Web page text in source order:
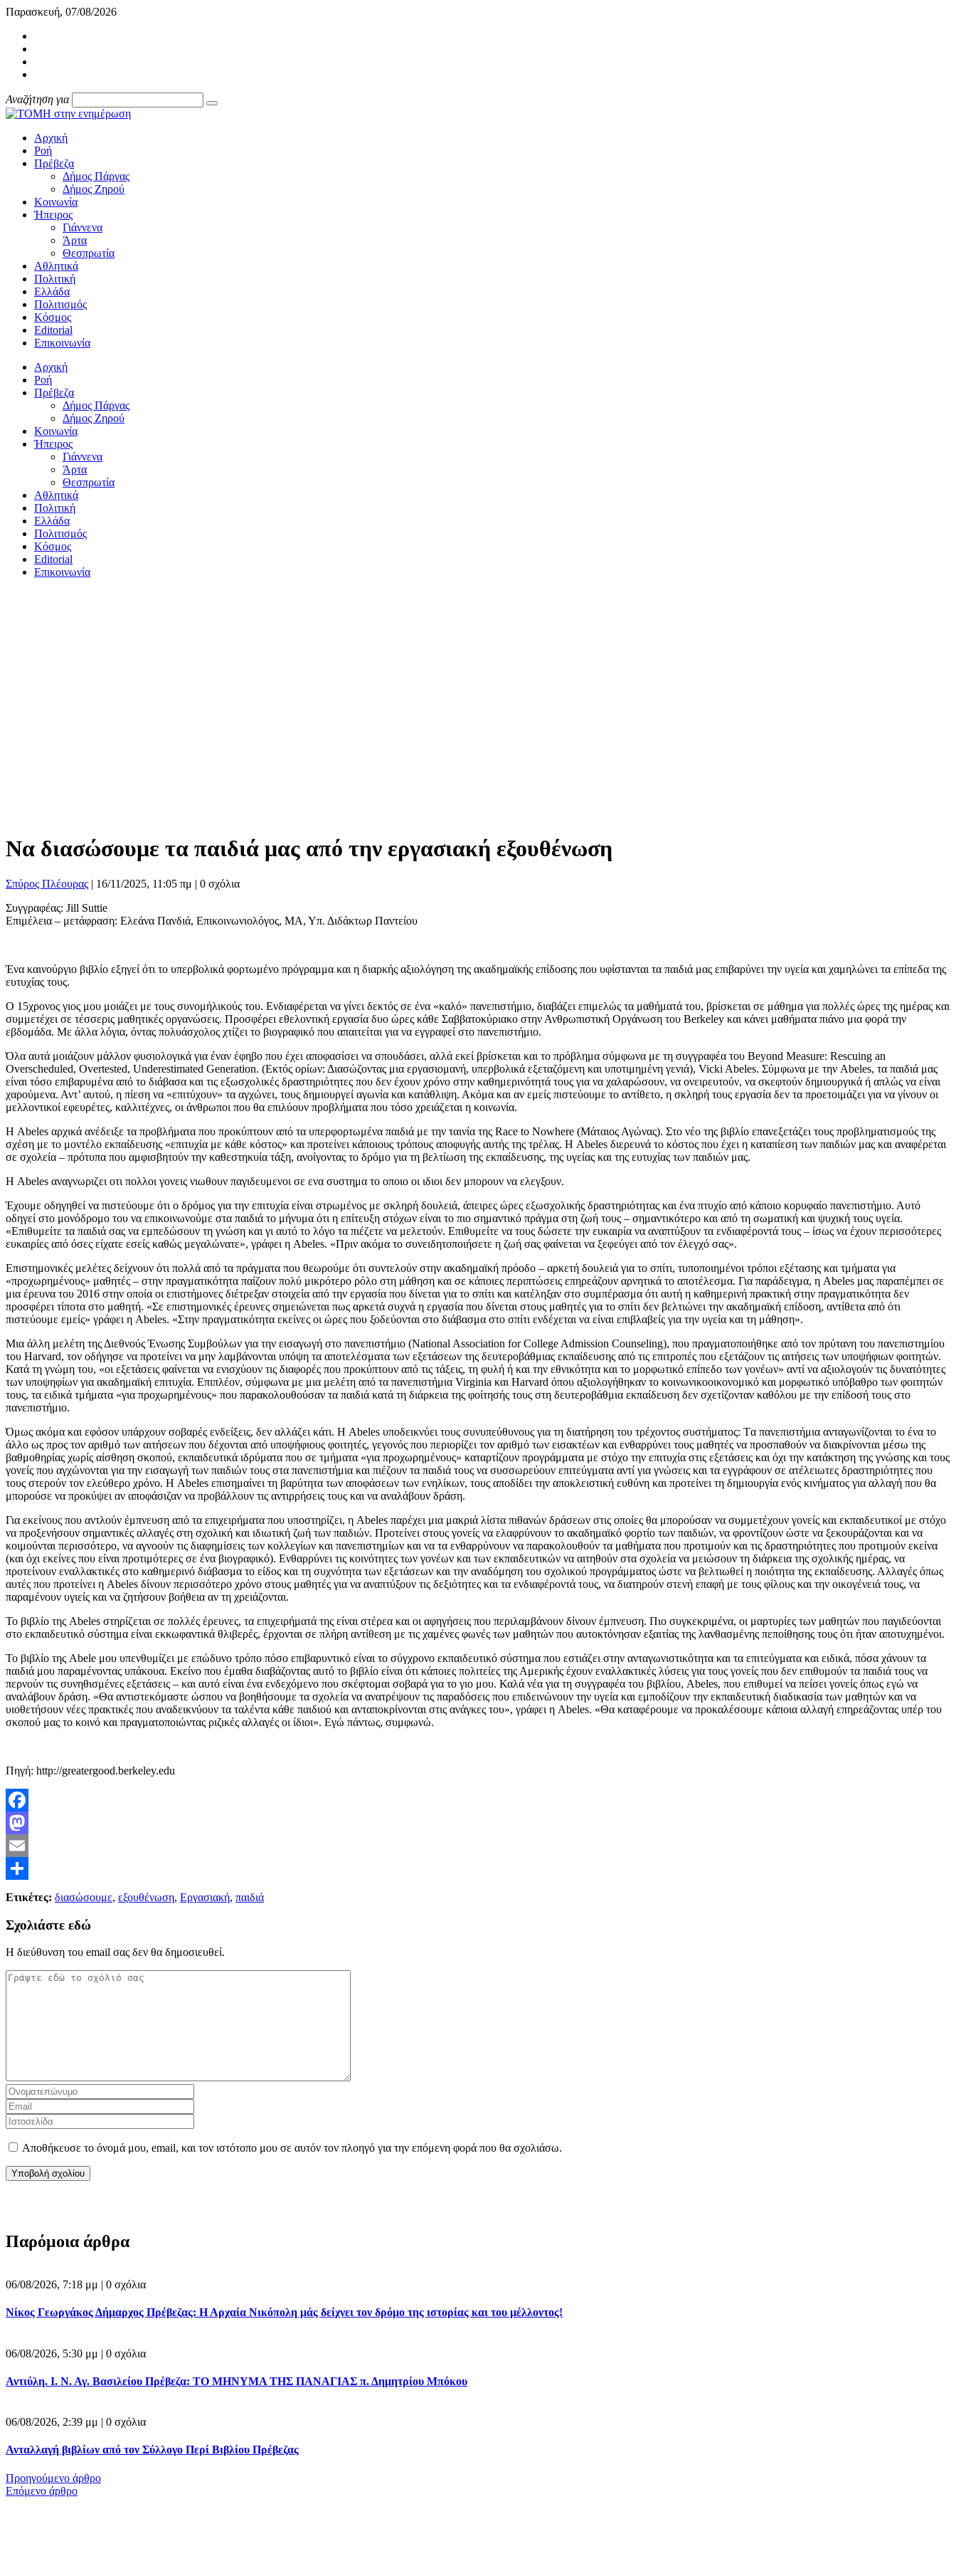
Παρασκευή, 07/08/2026
Αναζήτηση για
Αρχική
Ροή
Πρέβεζα
Δήμος Πάργας
Δήμος Ζηρού
Κοινωνία
Ήπειρος
Γιάννενα
Άρτα
Θεσπρωτία
Αθλητικά
Πολιτική
Ελλάδα
Πολιτισμός
Κόσμος
Editorial
Επικοινωνία
Αρχική
Ροή
Πρέβεζα
Δήμος Πάργας
Δήμος Ζηρού
Κοινωνία
Ήπειρος
Γιάννενα
Άρτα
Θεσπρωτία
Αθλητικά
Πολιτική
Ελλάδα
Πολιτισμός
Κόσμος
Editorial
Επικοινωνία
Να διασώσουμε τα παιδιά μας από την εργασιακή εξουθένωση
Σπύρος Πλέουρας | 16/11/2025, 11:05 πμ | 0 σχόλια
Συγγραφέας: Jill Suttie
Επιμέλεια – μετάφραση: Ελεάνα Πανδιά, Επικοινωνιολόγος, ΜΑ, Υπ. Διδάκτωρ Παντείου
Ένα καινούργιο βιβλίο εξηγεί ότι το υπερβολικά φορτωμένο πρόγραμμα και η διαρκής αξιολόγηση της ακαδημαϊκής επίδοσης που υφίστανται τα παιδιά μας επιβαρύνει την υγεία και χαμηλώνει τα επίπεδα της
ευτυχίας τους.
Ο 15χρονος γιος μου μοιάζει με τους συνομήλικούς του. Ενδιαφέρεται να γίνει δεκτός σε ένα «καλό» πανεπιστήμιο, διαβάζει επιμελώς τα μαθήματά του, βρίσκεται σε μάθημα για πολλές ώρες της ημέρας και
συμμετέχει σε τέσσερις μαθητικές οργανώσεις. Προσφέρει εθελοντική εργασία δυο ώρες κάθε Σαββατοκύριακο στην Ανθρωπιστική Οργάνωση του Berkeley και κάνει μαθήματα πιάνο μια φορά την
εβδομάδα. Με άλλα λόγια, όντας πολυάσχολος χτίζει το βιογραφικό που απαιτείται για να εγγραφεί στο πανεπιστήμιο.
Όλα αυτά μοιάζουν μάλλον φυσιολογικά για έναν έφηβο που έχει αποφασίσει να σπουδάσει, αλλά εκεί βρίσκεται και το πρόβλημα σύμφωνα με τη συγγραφέα του Beyond Measure: Rescuing an
Overscheduled, Overtested, Underestimated Generation. (Εκτός ορίων: Διασώζοντας μια εργασιομανή, υπερβολικά εξεταζόμενη και υποτιμημένη γενιά), Vicki Abeles. Σύμφωνα με την Abeles, τα παιδιά μας
είναι τόσο επιβαρυμένα από το διάβασα και τις εξωσχολικές δραστηριότητες που δεν έχουν χρόνο στην καθημερινότητά τους για να χαλαρώσουν, να ονειρευτούν, να σκεφτούν δημιουργικά ή απλώς να είναι
χαρούμενα. Αντ’ αυτού, η πίεση να «επιτύχουν» τα αγχώνει, τους δημιουργεί αγωνία και κατάθλιψη. Ακόμα και αν εμείς πιστεύουμε το αντίθετο, η σκληρή τους εργασία δεν τα προετοιμάζει για να γίνουν οι
μελλοντικοί εφευρέτες, καλλιτέχνες, οι άνθρωποι που θα επιλύουν προβλήματα που τόσο χρειάζεται η κοινωνία.
Η Abeles αρχικά ανέδειξε τα προβλήματα που προκύπτουν από τα υπερφορτωμένα παιδιά με την ταινία της Race to Nowhere (Μάταιος Αγώνας). Στο νέο της βιβλίο επανεξετάζει τους προβληματισμούς της
σχέση με το μοντέλο εκπαίδευσης «επιτυχία με κάθε κόστος» και προτείνει κάποιους τρόπους αποφυγής αυτής της τρέλας. Η Abeles διερευνά το κόστος που έχει η καταπίεση των παιδιών μας και αναφέρεται
σε σχολεία – πρότυπα που αμφισβητούν την καθεστηκυία τάξη, ανοίγοντας το δρόμο για τη βελτίωση της εκπαίδευσης, της υγείας και της ευτυχίας των παιδιών μας.
Η Abeles αναγνωριζει οτι πολλοι γονεις νιωθουν παγιδευμενοι σε ενα συστημα το οποιο οι ιδιοι δεν μπορουν να ελεγξουν.
Έχουμε οδηγηθεί να πιστεύουμε ότι ο δρόμος για την επιτυχία είναι στρωμένος με σκληρή δουλειά, άπειρες ώρες εξωσχολικής δραστηριότητας και ένα πτυχίο από κάποιο κορυφαίο πανεπιστήμιο. Αυτό
οδηγεί στο μονόδρομο του να επικοινωνούμε στα παιδιά το μήνυμα ότι η επίτευξη στόχων είναι το πιο σημαντικό πράγμα στη ζωή τους – σημαντικότερο και από τη σωματική και ψυχική τους υγεία.
«Επιθυμείτε τα παιδιά σας να εμπεδώσουν τη γνώση και γι αυτό το λόγο τα πιέζετε να μελετούν. Επιθυμείτε να τους δώσετε την ευκαιρία να αναπτύξουν τα ενδιαφέροντά τους – ίσως να έχουν περισσότερες
ευκαιρίες από όσες είχατε εσείς καθώς μεγαλώνατε», γράφει η Abeles. «Πριν ακόμα το συνειδητοποιήσετε η ζωή σας φαίνεται να ξεφεύγει από τον έλεγχό σας».
Επιστημονικές μελέτες δείχνουν ότι πολλά από τα πράγματα που θεωρούμε ότι συντελούν στην ακαδημαϊκή πρόοδο – αρκετή δουλειά για το σπίτι, τυποποιημένοι τρόποι εξέτασης και τμήματα για
«προχωρημένους» μαθητές – στην πραγματικότητα παίζουν πολύ μικρότερο ρόλο στη μάθηση και σε κάποιες περιπτώσεις επηρεάζουν αρνητικά το αποτέλεσμα. Για παράδειγμα, η Abeles μας παραπέμπει σε
μια έρευνα του 2016 στην οποία οι επιστήμονες διέτρεξαν στοιχεία από την εργασία που δίνεται για το σπίτι και κατέληξαν στο συμπέρασμα ότι αυτή η καθημερινή πρακτική στην πραγματικότητα δεν
προσφέρει τίποτα στο μαθητή. «Σε επιστημονικές έρευνες σημειώνεται πως αρκετά συχνά η εργασία που δίνεται στους μαθητές για το σπίτι δεν βελτιώνει την ακαδημαϊκή επίδοση, αντίθετα από ότι
πιστεύουμε εμείς» γράφει η Abeles. «Στην πραγματικότητα εκείνες οι ώρες που ξοδεύονται στο διάβασμα στο σπίτι ενδέχεται να είναι επιβλαβείς για την υγεία και τη μάθηση».
Μια άλλη μελέτη της Διεθνούς Ένωσης Συμβούλων για την εισαγωγή στο πανεπιστήμιο (National Association for College Admission Counseling), που πραγματοποιήθηκε από τον πρύτανη του πανεπιστημίου
του Harvard, τον οδήγησε να προτείνει να μην λαμβάνονται υπόψη τα αποτελέσματα των εξετάσεων της δευτεροβάθμιας εκπαίδευσης από τις επιτροπές που εξετάζουν τις αιτήσεις των υποψήφιων φοιτητών.
Κατά τη γνώμη του, «οι εξετάσεις φαίνεται να ενισχύουν τις διαφορές που προκύπτουν από τις τάξεις, τη φυλή ή και την εθνικότητα και το μορφωτικό επίπεδο των γονέων» αντί να αξιολογούν τις δυνατότητες
των υποψηφίων για ακαδημαϊκή επιτυχία. Επιπλέον, σύμφωνα με μια μελέτη από τα πανεπιστήμια Virginia και Harvard όπου αξιολογήθηκαν το κοινωνικοοικονομικό και μορφωτικό υπόβαθρο των φοιτητών
τους, τα ειδικά τμήματα «για προχωρημένους» που παρακολουθούσαν τα παιδιά κατά τη διάρκεια της φοίτησής τους στη δευτεροβάθμια εκπαίδευση δεν σχετίζονταν καθόλου με την επίδοσή τους στο
πανεπιστήμιο.
Όμως ακόμα και εφόσον υπάρχουν σοβαρές ενδείξεις, δεν αλλάζει κάτι. Η Abeles υποδεικνύει τους συνυπεύθυνους για τη διατήρηση του τρέχοντος συστήματος: Tα πανεπιστήμια ανταγωνίζονται το ένα το
άλλο ως προς τον αριθμό των αιτήσεων που δέχονται από υποψήφιους φοιτητές, γεγονός που περιορίζει τον αριθμό των εισακτέων και ενθαρρύνει τους μαθητές να προσπαθούν να διακρίνονται μέσω της
βαθμοθηρίας χωρίς αίσθηση σκοπού, εκπαιδευτικά ιδρύματα που σε τμήματα «για προχωρημένους» καταρτίζουν προγράμματα με στόχο την επιτυχία στις εξετάσεις και όχι την κατάκτηση της γνώσης και τους
γονείς που αγχώνονται για την εισαγωγή των παιδιών τους στα πανεπιστήμια και πιέζουν τα παιδιά τους να συσσωρεύουν επιτεύγματα αντί για γνώσεις και τα εγγράφουν σε ατέλειωτες δραστηριότητες που
τους στερούν τον ελεύθερο χρόνο. Η Abeles επισημαίνει τη βαρύτητα των αποφάσεων των ενηλίκων, τους αποδίδει την αποκλειστική ευθύνη και προτείνει τη δημιουργία ενός κινήματος για αλλαγή που θα
μπορούσε να προκύψει αν αποφάσιζαν να προβάλλουν τις αντιρρήσεις τους και να αναλάβουν δράση.
Για εκείνους που αντλούν έμπνευση από τα επιχειρήματα που υποστηρίζει, η Abeles παρέχει μια μακριά λίστα πιθανών δράσεων στις οποίες θα μπορούσαν να συμμετέχουν γονείς και εκπαιδευτικοί με στόχο
να προξενήσουν σημαντικές αλλαγές στη σχολική και ιδιωτική ζωή των παιδιών. Προτείνει στους γονείς να ελαφρύνουν το ακαδημαϊκό φορτίο των παιδιών, να φροντίζουν ώστε να ξεκουράζονται και να
κοιμούνται περισσότερο, να αγνοούν τις διαφημίσεις των κολλεγίων και πανεπιστημίων και να τα ενθαρρύνουν να παρακολουθούν τα μαθήματα που προτιμούν και τις δραστηριότητες που προτιμούν εκείνα
(και όχι εκείνες που είναι προτιμότερες σε ένα βιογραφικό). Ενθαρρύνει τις κοινότητες των γονέων και των εκπαιδευτικών να αιτηθούν στα σχολεία να μειώσουν τη διάρκεια της σχολικής ημέρας, να
προτείνουν εναλλακτικές στο καθημερινό διάβασμα το είδος και τη συχνότητα των εξετάσεων και την αναδόμηση του σχολικού προγράμματος ώστε να βελτιωθεί η ποιότητα της εκπαίδευσης. Αλλαγές όπως
αυτές που προτείνει η Abeles δίνουν περισσότερο χρόνο στους μαθητές για να αναπτύξουν τις δεξιότητες και τα ενδιαφέροντά τους, να διατηρούν στενή επαφή με τους φίλους και την οικογένειά τους, να
παραμένουν υγιείς και να ζητήσουν βοήθεια αν τη χρειάζονται.
Το βιβλίο της Abeles στηρίζεται σε πολλές έρευνες, τα επιχειρήματά της είναι στέρεα και οι αφηγήσεις που περιλαμβάνουν δίνουν έμπνευση. Πιο συγκεκριμένα, οι μαρτυρίες των μαθητών που παγιδεύονται
στο εκπαιδευτικό σύστημα είναι εκκωφαντικά θλιβερές, έρχονται σε πλήρη αντίθεση με τις χαμένες φωνές των μαθητών που αυτοκτόνησαν εξαιτίας της λανθασμένης πεποίθησης τους ότι ήταν αποτυχημένοι.
Το βιβλίο της Abele μου υπενθυμίζει με επώδυνο τρόπο πόσο επιβαρυντικό είναι το σύγχρονο εκπαιδευτικό σύστημα που εστιάζει στην ανταγωνιστικότητα και τα επιτεύγματα και ειδικά, πόσα χάνουν τα
παιδιά μου παραμένοντας υπάκουα. Εκείνο που έμαθα διαβάζοντας αυτό το βιβλίο είναι ότι κάποιες πολιτείες της Αμερικής έχουν εναλλακτικές λύσεις για τους γονείς που δεν επιθυμούν τα παιδιά τους να
περνούν τις συνηθισμένες εξετάσεις – και αυτό είναι ένα ενδεχόμενο που σκέφτομαι σοβαρά για το γιο μου. Καλά νέα για τη συγγραφέα του βιβλίου, Abeles, που επιθυμεί να πείσει γονείς όπως εγώ να
αναλάβουν δράση. «Θα αντιστεκόμαστε ώσπου να βοηθήσουμε τα σχολεία να ανατρέψουν τις παραδόσεις που επιδεινώνουν την υγεία και εμποδίζουν την εκπαιδευτική διαδικασία των μαθητών και να
υιοθετήσουν νέες πρακτικές που αναδεικνύουν τα ταλέντα κάθε παιδιού και ανταποκρίνονται στις ανάγκες του», γράφει η Abeles. «Θα καταφέρουμε να προκαλέσουμε κάποια αλλαγή επηρεάζοντας υπέρ του
σκοπού μας το κοινό και πραγματοποιώντας ριζικές αλλαγές οι ίδιοι». Εγώ πάντως, συμφωνώ.
Πηγή: http://greatergood.berkeley.edu
Facebook
Mastodon
Email
Μοιραστείτε
Ετικέτες: διασώσουμε, εξουθένωση, Εργασιακή, παιδιά
Σχολιάστε εδώ
Η διεύθυνση του email σας δεν θα δημοσιευθεί.
Αποθήκευσε το όνομά μου, email, και τον ιστότοπο μου σε αυτόν τον πλοηγό για την επόμενη φορά που θα σχολιάσω.
Παρόμοια άρθρα
06/08/2026, 7:18 μμ | 0 σχόλια
Νίκος Γεωργάκος Δήμαρχος Πρέβεζας: Η Αρχαία Νικόπολη μάς δείχνει τον δρόμο της ιστορίας και του μέλλοντος!
06/08/2026, 5:30 μμ | 0 σχόλια
Αντιύλη. Ι. Ν. Αγ. Βασιλείου Πρέβεζα: ΤΟ ΜΗΝΥΜΑ ΤΗΣ ΠΑΝΑΓΙΑΣ π. Δημητρίου Μπόκου
06/08/2026, 2:39 μμ | 0 σχόλια
Ανταλλαγή βιβλίων από τον Σύλλογο Περί Βιβλίου Πρέβεζας
Προηγούμενο άρθρο
Επόμενο άρθρο